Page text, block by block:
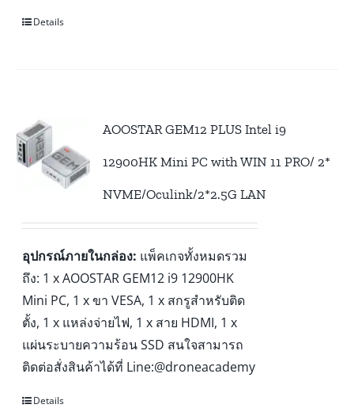
Details
AOOSTAR GEM12 PLUS Intel i9
12900HK Mini PC with WIN 11 PRO/ 2*
NVME/Oculink/2*2.5G LAN
อุปกรณ์ภายในกล่อง: แพ็คเกจทั้งหมดรวม
ถึง: 1 x AOOSTAR GEM12 i9 12900HK
Mini PC, 1 x ขา VESA, 1 x สกรูสำหรับติด
ตั้ง, 1 x แหล่งจ่ายไฟ, 1 x สาย HDMI, 1 x
แผ่นระบายความร้อน SSD สนใจสามารถ
ติดต่อสั่งสินค้าได้ที่ Line:@droneacademy
Details